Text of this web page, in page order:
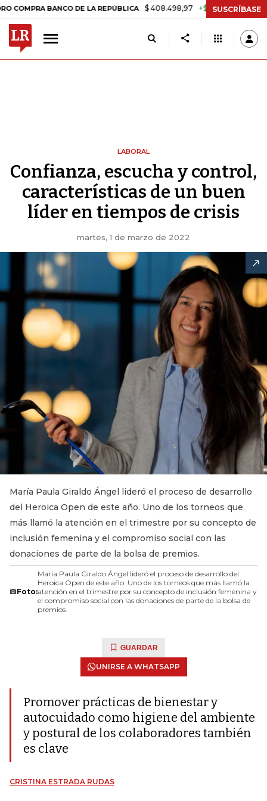
BANCO DE LA REPÚBLICA $ 408.498,97 +$ 8.753,81 +2,19%
SUSCRÍBASE
LABORAL
Confianza, escucha y control,
características de un buen
líder en tiempos de crisis
martes, 1 de marzo de 2022
María Paula Giraldo Ángel lideró el proceso de desarrollo
del Heroica Open de este año. Uno de los torneos que
más llamó la atención en el trimestre por su concepto de
inclusión femenina y el compromiso social con las
donaciones de parte de la bolsa de premios.
Foto:
María Paula Giraldo Ángel lideró el proceso de desarrollo del
Heroica Open de este año. Uno de los torneos que más llamó la
atención en el trimestre por su concepto de inclusión femenina y
el compromiso social con las donaciones de parte de la bolsa de
premios.
GUARDAR
UNIRSE A WHATSAPP
Promover prácticas de bienestar y
autocuidado como higiene del ambiente
y postural de los colaboradores también
es clave
CRISTINA ESTRADA RUDAS